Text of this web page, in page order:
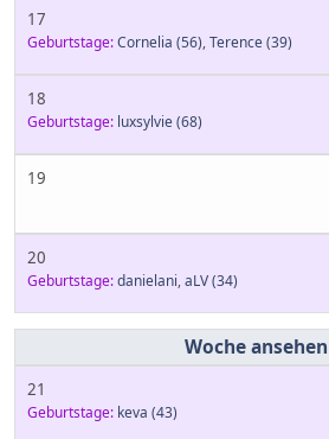
17
Geburtstage:Cornelia (56),Terence(39)
18
Geburtstage: luxsylvie(68)
19
20
Geburtstage:danielani,aLV(34)
21
Geburtstage: keva (43)